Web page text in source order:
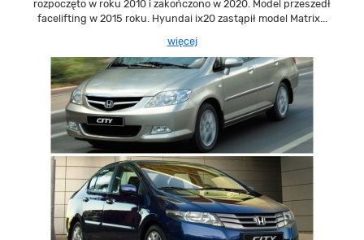
rozpoczęto w roku 2010 i zakończono w 2020. Model przeszedł
facelifting w 2015 roku. Hyundai ix20 zastąpił model Matrix...
więcej